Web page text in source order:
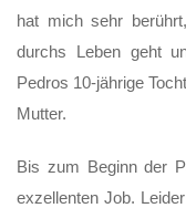
hat mich sehr
durchs Leben geht
Pedros 10-jährige
Mutter.
Bis zum Beginn der
exzellenten Job.